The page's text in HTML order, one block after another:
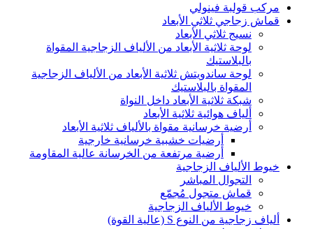
مركب قولبة فينولي
قماش زجاجي ثلاثي الأبعاد
نسيج ثلاثي الأبعاد
لوحة ثلاثية الأبعاد من الألياف الزجاجية المقواة
بالبلاستيك
لوحة ساندويتش ثلاثية الأبعاد من الألياف الزجاجية
المقواة بالبلاستيك
شبكة ثلاثية الأبعاد داخل النواة
ألياف هوائية ثلاثية الأبعاد
أرضية خرسانية مقواة بالألياف ثلاثية الأبعاد
أرضيات خشبية خرسانية خارجية
أرضية مرتفعة من الخرسانة عالية المقاومة
خيوط الألياف الزجاجية
التجوال المباشر
قماش متجول مُجمّع
خيوط الألياف الزجاجية
ألياف زجاجية من النوع S (عالية القوة)